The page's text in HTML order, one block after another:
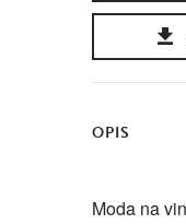
OPIS
Moda na